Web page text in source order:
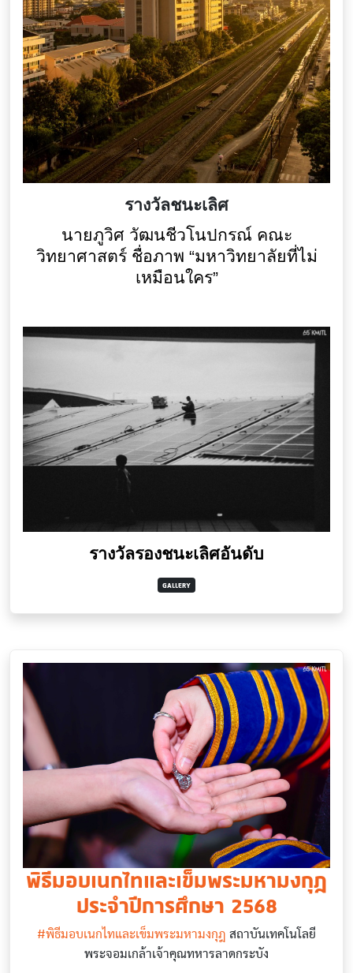
รางวัลชนะเลิศ
นายภูวิศ วัฒนชีวโนปกรณ์ คณะ
วิทยาศาสตร์ ชื่อภาพ “มหาวิทยาลัยที่ไม่
เหมือนใคร”
รางวัลรองชนะเลิศอันดับ
GALLERY
พิธีมอบเนกไทและเข็มพระมหามงกุฎ
ประจำปีการศึกษา 2568
#พิธีมอบเนกไทและเข็มพระมหามงกุฎ สถาบันเทคโนโลยี
พระจอมเกล้าเจ้าคุณทหารลาดกระบัง